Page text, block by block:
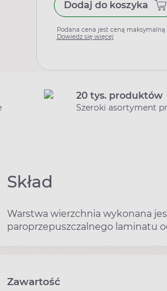
Dodaj do koszyka
Podana cena jest ceną maksymalną
Dowiedz się więcej
20 tys. produktów
Szeroki asortyment
Skład
Warstwa wierzchnia wykonana
paroprzepuszczalnego laminatu
Zawartość